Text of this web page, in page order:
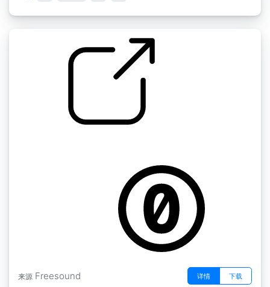
来源 Freesound 详情 下载